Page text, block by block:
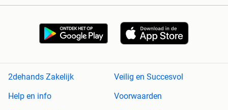
2dehands Zakelijk
Veilig en Succesvol
Help en info
Voorwaarden